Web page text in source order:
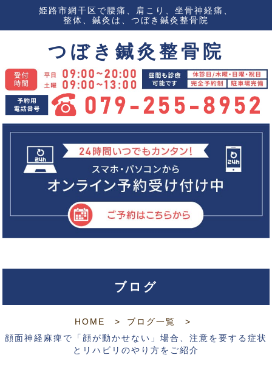
姫路市網干区で腰痛、肩こり、坐骨神経痛、
整体、鍼灸は、つぼき鍼灸整骨院
つぼき鍼灸整骨院
ブログ
HOME
ブログ一覧
顔面神経麻痺で「顔が動かせない」場合、注意を要する症状
とリハビリのやり方をご紹介